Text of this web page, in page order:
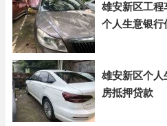
雄安新区工程
个人生意银行
雄安新区个人
房抵押贷款